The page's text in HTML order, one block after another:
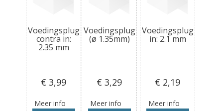
Voedingsplug
contra in:
2.35 mm
€ 3,99
Meer info
Voedingsplug
(ø 1.35mm)
€ 3,29
Meer info
Voedingsplug
in: 2.1 mm
€ 2,19
Meer info